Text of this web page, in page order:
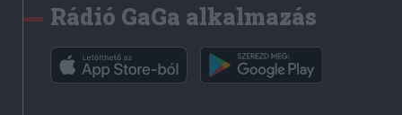
Rádió GaGa alkalmazás